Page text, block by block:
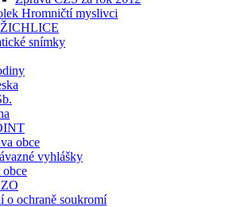
Hromničtí myslivci
snímky
obce
vyhlášky
o ochraně soukromí